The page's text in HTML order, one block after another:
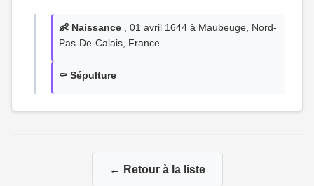
👶 Naissance , 01 avril 1644 à Maubeuge, Nord-
Pas-De-Calais, France
⚰️ Sépulture
← Retour à la liste